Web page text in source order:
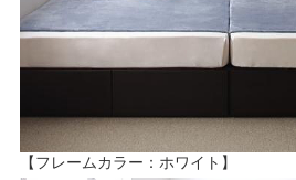
【フレームカラー：ホワイト】